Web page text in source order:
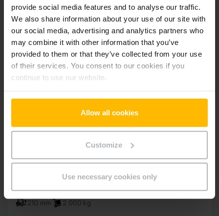
provide social media features and to analyse our traffic.
We also share information about your use of our site with
our social media, advertising and analytics partners who
may combine it with other information that you’ve
provided to them or that they’ve collected from your use
of their services. You consent to our cookies if you
continue to use our website.
Allow all cookies
Customize
Use necessary cookies only
210 mm
2.000 kg